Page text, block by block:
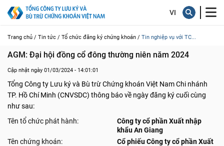
Trang chủ / Tin tức / Tổ chức đăng ký chứng khoán / Tin nghiệp vụ với TC...
AGM: Đại hội đồng cổ đông thường niên năm 2024
Cập nhật ngày 01/03/2024 - 14:01:01
Tổng Công ty Lưu ký và Bù trừ Chứng khoán Việt Nam Chi nhánh
TP. Hồ Chí Minh (CNVSDC) thông báo về ngày đăng ký cuối cùng
như sau:
Tên tổ chức phát hành:
Công ty cổ phần Xuất nhập
khẩu An Giang
Tên chứng khoán:
Cổ phiếu Công ty cổ phần Xuất